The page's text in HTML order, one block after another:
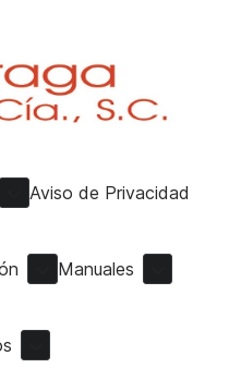
Aviso de Privacidad
Manuales